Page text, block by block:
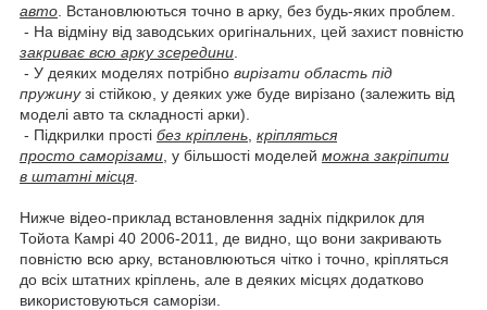
авто . Встановлюються точно в арку, без будь-яких проблем.
- На відміну від заводських оригінальних, цей захист повністю
закриває всю арку зсередини
- У деяких моделях потрібно вирізати область під
пружинузі стійкою, у деяких уже буде вирізано (залежить від
моделі авто та складності арки).
- Підкрилки прості без кріплень кріпляться
просто саморізами , у більшості моделей можна закріпити
в штатні місця
Нижче відео-приклад встановлення задніх підкрилок для
Тойота Камрі 40 2006-2011, де видно, що вони закривають
повністю всю арку, встановлюються чітко і точно, кріпляться
до всіх штатних кріплень, але в деяких місцях додатково
використовуються саморізи.